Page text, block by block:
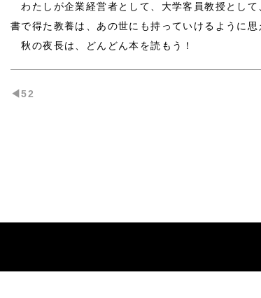
わたしが企業経営者として、大学客員教授とし
書で得た教養は、あの世にも持っていけるように思
秋の夜長は、どんどん本を読もう！
◀︎52